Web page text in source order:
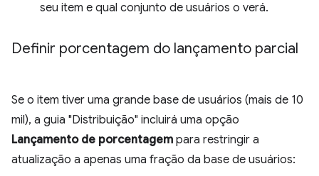
seu item e qual conjunto de usuários o verá.
Definir porcentagem do lançamento parcial
Se o item tiver uma grande base de usuários (mais de 10
mil), a guia "Distribuição" incluirá uma opção
Lançamento de porcentagem para restringir a
atualização a apenas uma fração da base de usuários: